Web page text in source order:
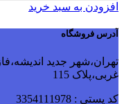
افزودن به سبد خرید
آدرس فروشگاه
غربی،پلاک 115
کد پستی : 3354111978